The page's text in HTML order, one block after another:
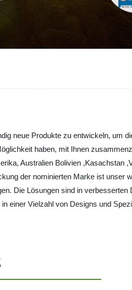
neue Produkte zu entwickeln, um
haben, mit Ihnen
Australien Bolivien ,Kasachstan
der nominierten Marke ist unser
Die Lösungen sind in verbesserten
einer Vielzahl von Designs und